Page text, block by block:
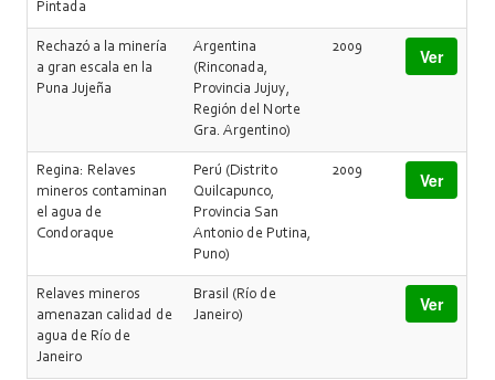
Pintada
Rechazó a la minería
a gran escala en la
Puna Jujeña
Argentina
(Rinconada,
Provincia Jujuy,
Región del Norte
Gra. Argentino)
2009 Ver
Regina: Relaves
mineros contaminan
el agua de
Condoraque
Perú (Distrito
Quilcapunco,
Provincia San
Antonio de Putina,
Puno)
2009 Ver
Relaves mineros
amenazan calidad de
agua de Río de
Janeiro
Brasil (Río de
Janeiro)
Ver